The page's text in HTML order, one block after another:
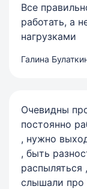
Все
работать, а
нагрузками
Галина
Очевидны
постоянно
, нужно
, быть
распыляться
слышали про